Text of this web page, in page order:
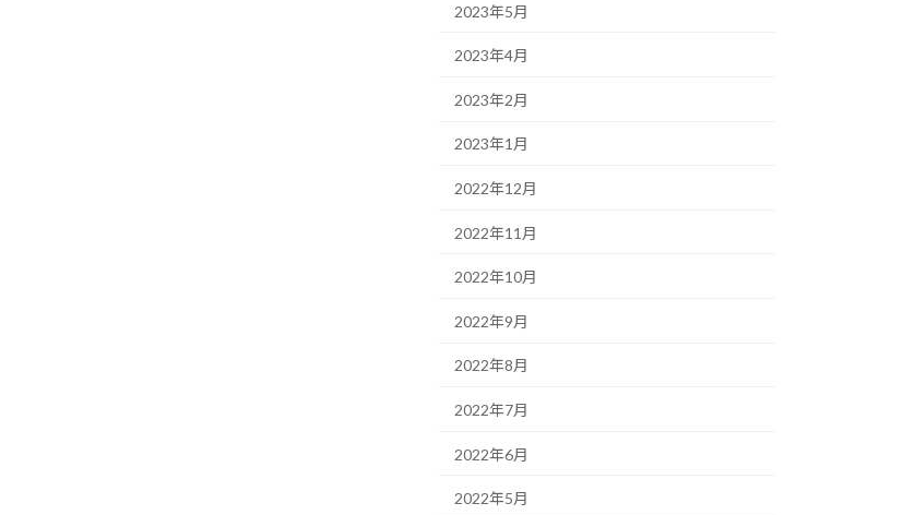
2023年5月
2023年4月
2023年2月
2023年1月
2022年12月
2022年11月
2022年10月
2022年9月
2022年8月
2022年7月
2022年6月
2022年5月